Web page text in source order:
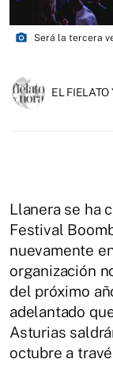
photo_camera Será la tercera
EL FIELATO
Llanera se ha
Festival
nuevamente
organización
del próximo
adelantado
Asturias
octubre a